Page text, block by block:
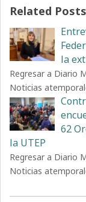
Related Posts
la
Regresar a Diario
Noticias
62
la UTEP
Regresar a Diario
Noticias